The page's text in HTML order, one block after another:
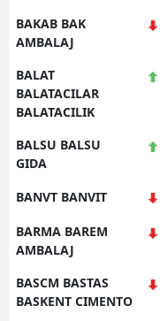
BAKAB BAK
AMBALAJ
BALAT
BALATACILAR
BALATACILIK
BALSU BALSU
GIDA
BANVT BANVIT
BARMA BAREM
AMBALAJ
BASCM BASTAS
BASKENT CIMENTO